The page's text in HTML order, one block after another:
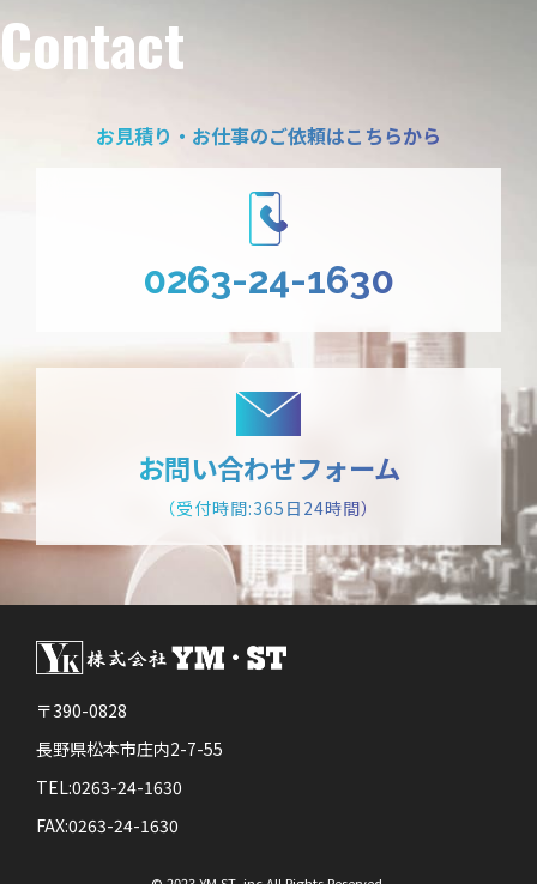
Contact
お見積り・お仕事のご依頼はこちらから
0263-24-1630
お問い合わせフォーム
（受付時間:365日24時間）
〒390-0828
長野県松本市庄内2-7-55
TEL:0263-24-1630
FAX:0263-24-1630